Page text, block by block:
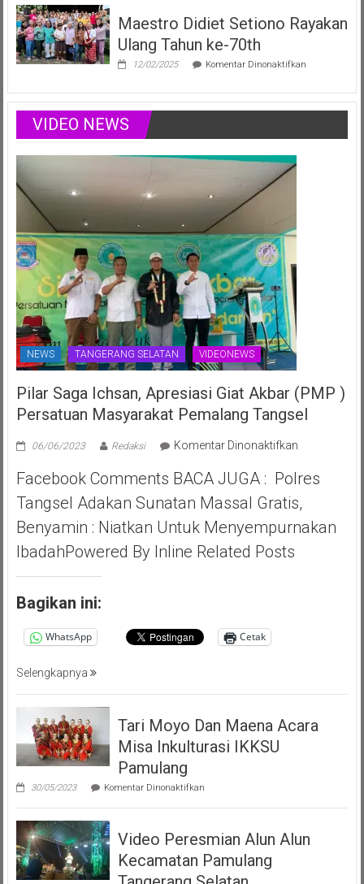
Positif
Anak
Sumsel
Siap
Harumkan
Ajang
Juli
Maestro Didiet Setiono Rayakan
Ulang Tahun ke-70th
12/02/2025 Komentar Dinonaktifkanpada
Setiono
Rayakan
Tahun
VIDEO NEWS
NEWS TANGERANG SELATAN VIDEONEWS
Pilar Saga Ichsan, Apresiasi Giat Akbar (PMP )
Persatuan Masyarakat Pemalang Tangsel
06/06/2023 Redaksi Komentar Dinonaktifkanpada
Saga
Apresiasi
Giat
Facebook Comments BACA JUGA : Polres
Tangsel Adakan Sunatan Massal Gratis,
Benyamin : Niatkan Untuk Menyempurnakan
IbadahPowered By Inline Related Posts
Bagikan ini:
WhatsApp Cetak
Selengkapnya
Tari Moyo Dan Maena Acara
Misa Inkulturasi IKKSU
Pamulang
30/05/2023 Komentar Dinonaktifkanpada
Moyo
Maena
Acara
Misa
Inkulturasi
Video Peresmian Alun Alun
Kecamatan Pamulang